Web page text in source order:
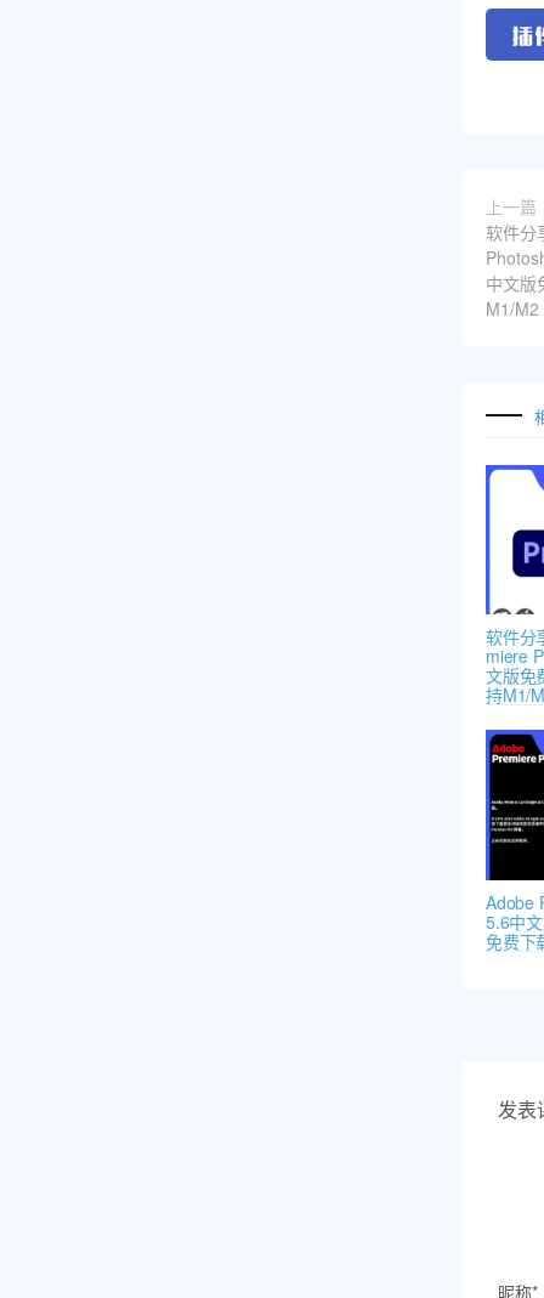
上一篇
软件分
中文版
M1/M2
软件分
miere
文版免
持M1/
Adobe
5.6中
免费下
发表
昵称*